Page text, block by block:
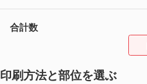
合計数
印刷方法と部位を選ぶ